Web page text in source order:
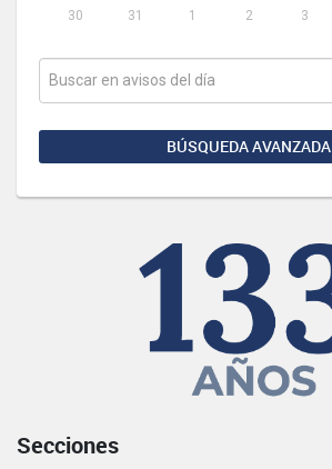
30
31 1 2 3
BÚSQUEDA AVANZADA
Secciones